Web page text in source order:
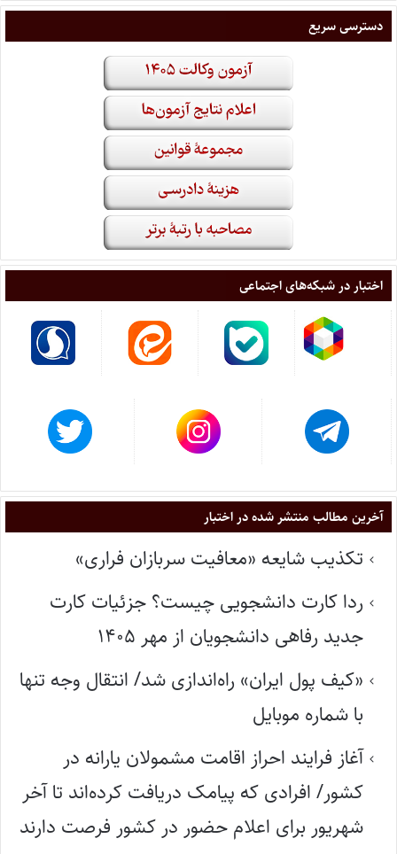
دسترسی سریع
اختبار در شبکه‌های اجتماعی
آخرین مطالب منتشر شده در اختبار
تکذیب شایعه «معافیت سربازان فراری»
ردا کارت دانشجویی چیست؟ جزئیات کارت
جدید رفاهی دانشجویان از مهر ۱۴۰۵
«کیف پول ایران» راه‌اندازی شد/ انتقال وجه تنها
با شماره موبایل
آغاز فرایند احراز اقامت مشمولان یارانه در
کشور/ افرادی که پیامک دریافت کرده‌اند تا آخر
شهریور برای اعلام حضور در کشور فرصت دارند